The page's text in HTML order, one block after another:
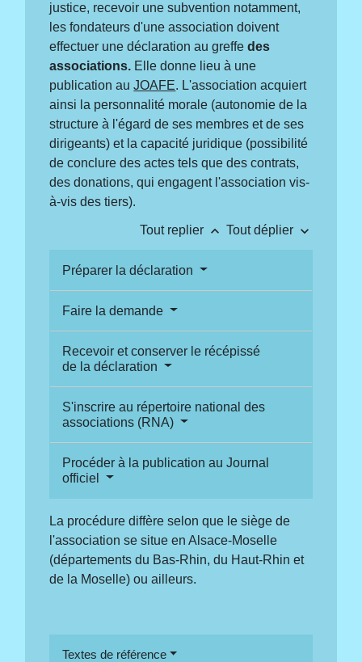
justice, recevoir une subvention notamment,
les fondateurs d'une association doivent
effectuer une déclaration au greffedes
associations. Elle donne lieu à une
publication auJOAFE. L'association acquiert
ainsi la personnalité morale (autonomie de la
structure à l'égard de ses membres et de ses
dirigeants) et la capacité juridique (possibilité
de conclure des actes tels que des contrats,
des donations, qui engagent l'association vis-
à-vis des tiers).
Tout replier keyboard_arrow_up Tout déplier keyboard_arrow_down
Préparer la déclaration
Faire la demande
Recevoir et conserver le récépissé
de la déclaration
S'inscrire au répertoire national des
associations (RNA)
Procéder à la publication au Journal
officiel
La procédure diffère selon que le siège de
l'association se situe en Alsace-Moselle
(départements du Bas-Rhin, du Haut-Rhin et
de la Moselle) ou ailleurs.
Textes de référence